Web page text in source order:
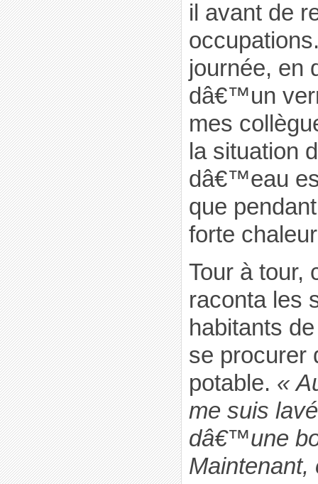
il avant de
journée, en
dâ€™un
mes
la situation
dâ€™eau
que
forte
Tour à tour,
raconta les
habitants
se
potable. «
me suis
dâ€™une
Maintenant,